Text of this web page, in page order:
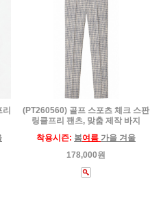
(PT260560) 골프 스포츠 체크 스판
링클프리 팬츠, 맞춤 제작 바지
착용시즌: 봄여름 가을 겨울
178,000원